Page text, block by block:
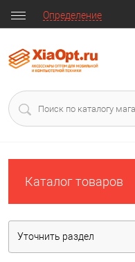
Определение
Каталог товаров
Уточнить раздел